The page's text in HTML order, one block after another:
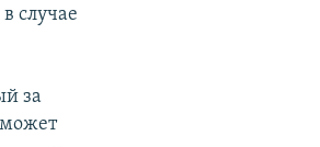
случае
за